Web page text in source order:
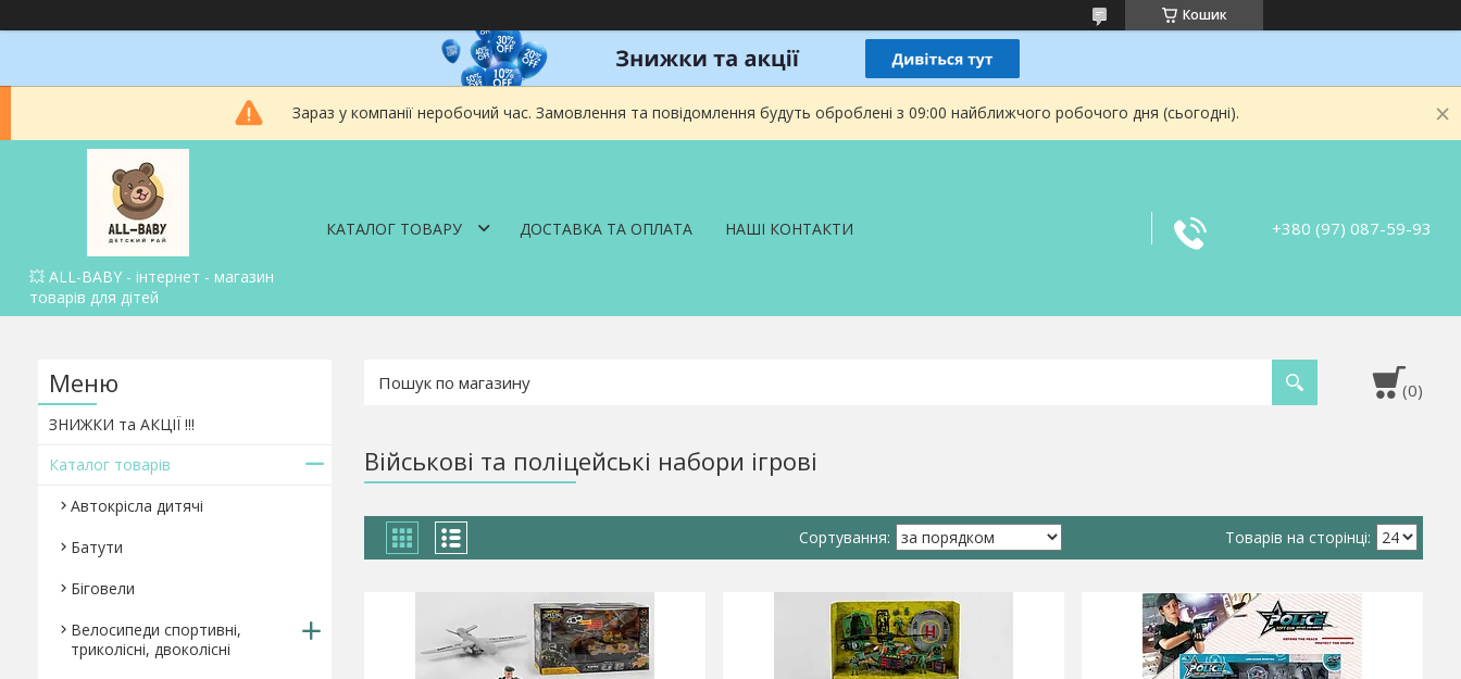
Кошик
Зараз у компанії неробочий час. Замовлення та повідомлення будуть оброблені з 09:00 найближчого робочого дня (сьогодні).
💥 ALL-BABY - інтернет - магазин
товарів для дітей
КАТАЛОГ ТОВАРУ ДОСТАВКА ТА ОПЛАТА НАШІ КОНТАКТИ +380 (97) 087-59-93
Військові та поліцейські набори ігрові
ЗНИЖКИ та АКЦІЇ !!!
Каталог товарів
Автокрісла дитячі
Батути
Біговели
Велосипеди спортивні,
триколісні, двоколісні